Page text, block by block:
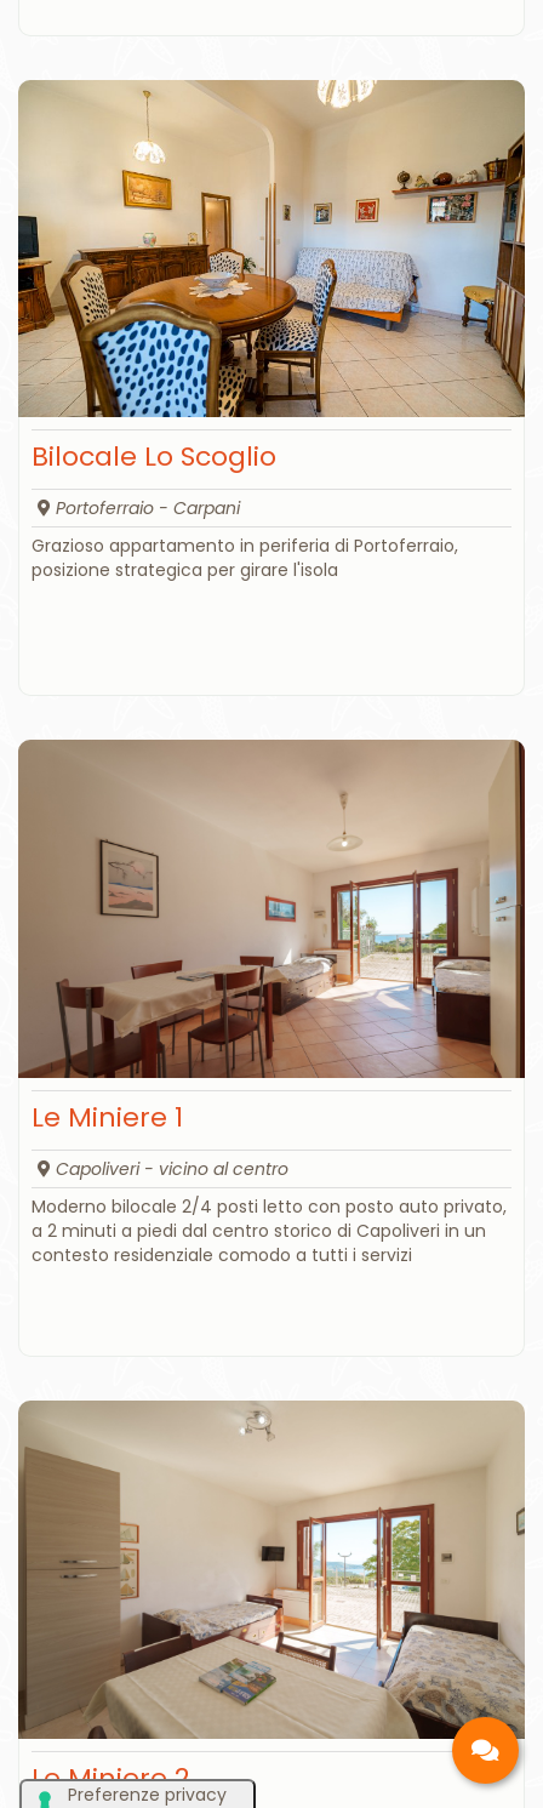
Bilocale Lo Scoglio
Portoferraio - Carpani
Grazioso appartamento in periferia di Portoferraio,
posizione strategica per girare l'isola
Le Miniere 1
Capoliveri - vicino al centro
Moderno bilocale 2/4 posti letto con posto auto privato,
a 2 minuti a piedi dal centro storico di Capoliveri in un
contesto residenziale comodo a tutti i servizi
Le Miniere 2